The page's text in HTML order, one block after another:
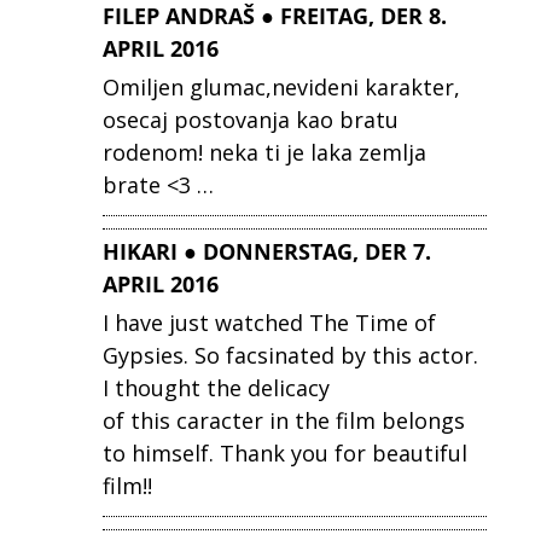
FILEP ANDRAŠ ● FREITAG, DER 8.
APRIL 2016
Omiljen glumac,nevideni karakter,
osecaj postovanja kao bratu
rodenom! neka ti je laka zemlja
brate <3 …
HIKARI ● DONNERSTAG, DER 7.
APRIL 2016
I have just watched The Time of
Gypsies. So facsinated by this actor.
I thought the delicacy
of this caracter in the film belongs
to himself. Thank you for beautiful
film!!